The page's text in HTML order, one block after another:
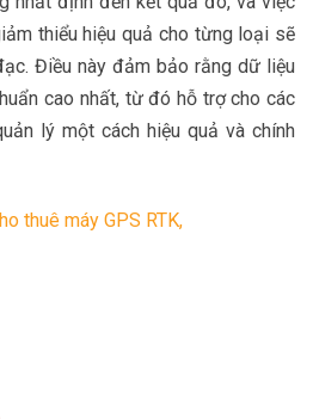
thiểu hiệu quả cho từng loại sẽ
Điều này đảm bảo rằng dữ liệu
cao nhất, từ đó hỗ trợ cho các
lý một cách hiệu quả và chính
thuê máy GPS RTK,